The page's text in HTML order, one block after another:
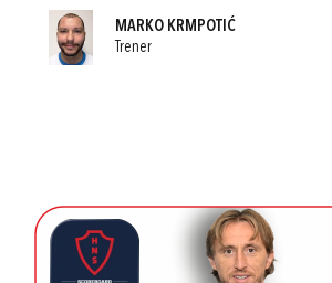
MARKO KRMPOTIĆ
Trener